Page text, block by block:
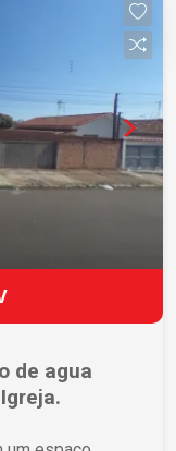
de agua